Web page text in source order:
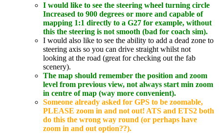
I would like to see the steering wheel turning circle
Increased to 900 degrees or more and capable of
mapping 1:1 directly to a G27 for example, without
this the steering is not smooth (bad for coach sim).
I would also like to see the ability to add a dead zone to
steering axis so you can drive straight whilst not
looking at the road (great for checking out the fab
scenery).
The map should remember the position and zoom
level from previous view, not always start min zoom
in centre of map (way more convenient).
Someone already asked for GPS to be zoomable,
PLEASE zoom in and not out! ATS and ETS2 both
do this the wrong way round (or perhaps have
zoom in and out option??).